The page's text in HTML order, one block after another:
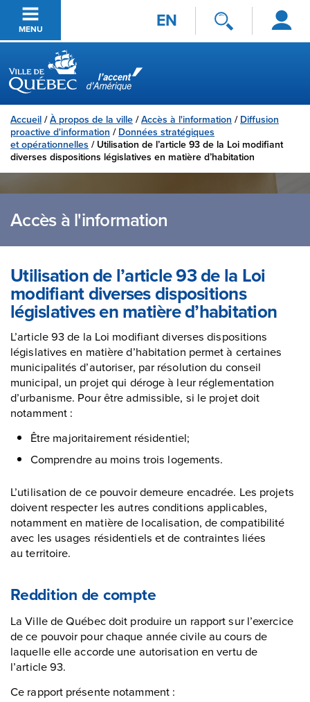
Passer au contenu principal
MENU EN
Se
connecter
Ville de Québec
Accueil /À propos de la ville /Accès à l'information / Diffusion
proactive d'information / Données stratégiques
et opérationnelles / Utilisation de l’article 93 de la Loi modifiant
diverses dispositions législatives en matière d’habitation
Accès à l'information
Utilisation de l’article 93 de la Loi
modifiant diverses dispositions
législatives en matière d’habitation
L’article 93 de la Loi modifiant diverses dispositions
législatives en matière d’habitation permet à certaines
municipalités d’autoriser, par résolution du conseil
municipal, un projet qui déroge à leur réglementation
d’urbanisme. Pour être admissible, si le projet doit
notamment :
Être majoritairement résidentiel;
Comprendre au moins trois logements.
L’utilisation de ce pouvoir demeure encadrée. Les projets
doivent respecter les autres conditions applicables,
notamment en matière de localisation, de compatibilité
avec les usages résidentiels et de contraintes liées
au territoire.
Reddition de compte
La Ville de Québec doit produire un rapport sur l’exercice
de ce pouvoir pour chaque année civile au cours de
laquelle elle accorde une autorisation en vertu de
l’article 93.
Ce rapport présente notamment :